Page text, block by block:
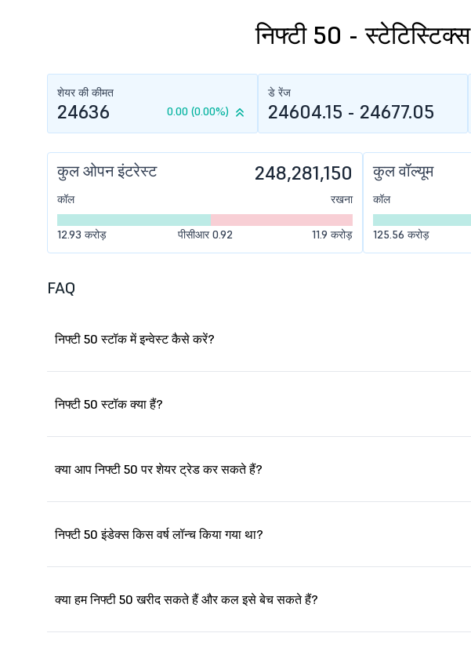
निफ्टी 50 - स्टेटिस्टिक्स
शेयर की कीमत
24636 0.00 (0.00%)
डे रेंज
24604.15 - 24677.05
कुल ओपन इंटरेस्ट 248,281,150
कॉल रखना
12.93 करोड़ पीसीआर 0.92 11.9 करोड़
कुल वॉल्यूम
कॉल
125.56 करोड़
FAQ
निफ्टी 50 स्टॉक में इन्वेस्ट कैसे करें?
निफ्टी 50 स्टॉक क्या हैं?
क्या आप निफ्टी 50 पर शेयर ट्रेड कर सकते हैं?
निफ्टी 50 इंडेक्स किस वर्ष लॉन्च किया गया था?
क्या हम निफ्टी 50 खरीद सकते हैं और कल इसे बेच सकते हैं?